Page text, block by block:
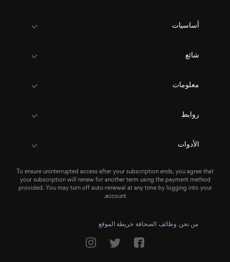
أساسيات
شائع
معلومات
روابط
الأدوات
To ensure uninterrupted access after your subscription ends, you agree that
your subscription will renew for another term using the payment method
provided. You may turn off auto-renewal at any time by logging into your
account.
من نحن وظائف الصحافة خريطة الموقع